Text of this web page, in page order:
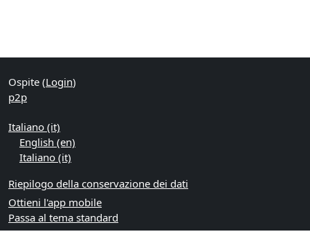
Ospite (Login)
p2p
Italiano ‎(it)‎
English ‎(en)‎
Italiano ‎(it)‎
Riepilogo della conservazione dei dati
Ottieni l'app mobile
Passa al tema standard